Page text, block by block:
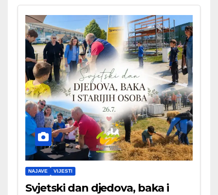
NAJAVE VIJESTI
Svjetski dan djedova, baka i